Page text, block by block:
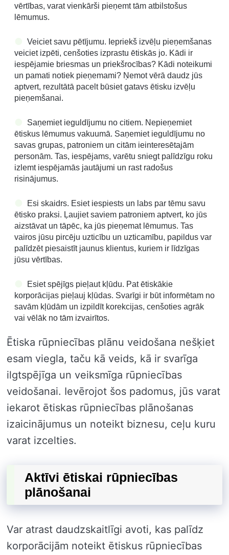
vērtības, varat vienkārši pieņemt tām atbilstošus
lēmumus.
Veiciet savu pētījumu. Iepriekš izvēļu pieņemšanas
veiciet izpēti, cenšoties izprastu ētiskās jo. Kādi ir
iespējamie briesmas un priekšrocības? Kādi noteikumi
un pamati notiek pieņemami? Ņemot vērā daudz jūs
aptvert, rezultātā pacelt būsiet gatavs ētisku izvēļu
pieņemšanai.
Saņemiet ieguldījumu no citiem. Nepieņemiet
ētiskus lēmumus vakuumā. Saņemiet ieguldījumu no
savas grupas, patroniem un citām ieinteresētajām
personām. Tas, iespējams, varētu sniegt palīdzīgu roku
izlemt iespējamās jautājumi un rast radošus
risinājumus.
Esi skaidrs. Esiet iespiests un labs par tēmu savu
ētisko praksi. Ļaujiet saviem patroniem aptvert, ko jūs
aizstāvat un tāpēc, ka jūs pieņemat lēmumus. Tas
vairos jūsu pircēju uzticību un uzticamību, papildus var
palīdzēt piesaistīt jaunus klientus, kuriem ir līdzīgas
jūsu vērtības.
Esiet spējīgs pieļaut kļūdu. Pat ētiskākie
korporācijas pieļauj kļūdas. Svarīgi ir būt informētam no
savām kļūdām un izpildīt korekcijas, cenšoties agrāk
vai vēlāk no tām izvairītos.
Ētiska rūpniecības plānu veidošana nešķiet
esam viegla, taču kā veids, kā ir svarīga
ilgtspējīga un veiksmīga rūpniecības
veidošanai. Ievērojot šos padomus, jūs varat
iekarot ētiskas rūpniecības plānošanas
izaicinājumus un noteikt biznesu, ceļu kuru
varat izcelties.
Aktīvi ētiskai rūpniecības
plānošanai
Var atrast daudzskaitlīgi avoti, kas palīdz
korporācijām noteikt ētiskus rūpniecības